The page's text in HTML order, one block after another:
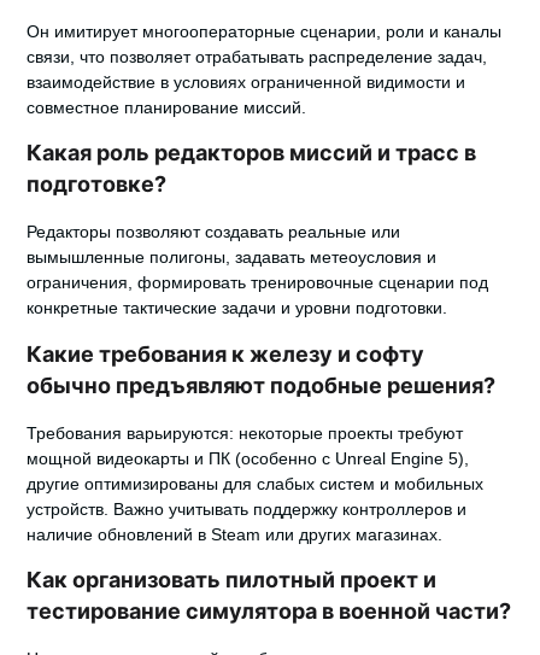
Он имитирует многооператорные сценарии, роли и каналы
связи, что позволяет отрабатывать распределение задач,
взаимодействие в условиях ограниченной видимости и
совместное планирование миссий.
Какая роль редакторов миссий и трасс в
подготовке?
Редакторы позволяют создавать реальные или
вымышленные полигоны, задавать метеоусловия и
ограничения, формировать тренировочные сценарии под
конкретные тактические задачи и уровни подготовки.
Какие требования к железу и софту
обычно предъявляют подобные решения?
Требования варьируются: некоторые проекты требуют
мощной видеокарты и ПК (особенно с Unreal Engine 5),
другие оптимизированы для слабых систем и мобильных
устройств. Важно учитывать поддержку контроллеров и
наличие обновлений в Steam или других магазинах.
Как организовать пилотный проект и
тестирование симулятора в военной части?